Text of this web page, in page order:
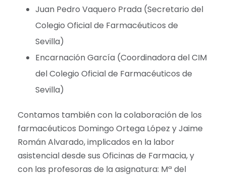
Juan Pedro Vaquero Prada (Secretario del
Colegio Oficial de Farmacéuticos de
Sevilla)
Encarnación García (Coordinadora del CIM
del Colegio Oficial de Farmacéuticos de
Sevilla)
Contamos también con la colaboración de los
farmacéuticos Domingo Ortega López y Jaime
Román Alvarado, implicados en la labor
asistencial desde sus Oficinas de Farmacia, y
con las profesoras de la asignatura: Mª del